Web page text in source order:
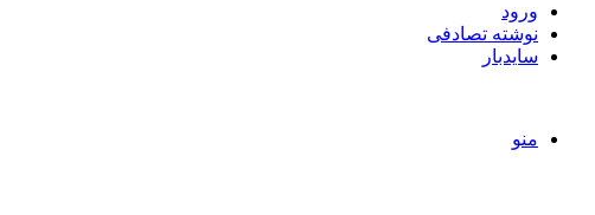
ورود
نوشته تصادفی
سایدبار
منو